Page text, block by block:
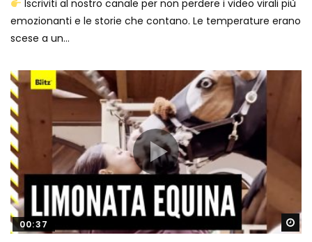
Iscriviti al nostro canale per non perdere i video virali più
emozionanti e le storie che contano. Le temperature erano
scese a un...
00:37